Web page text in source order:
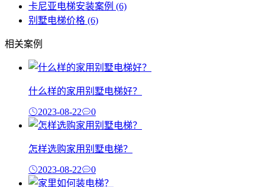
卡尼亚电梯安装案例 (6)
别墅电梯价格 (6)
相关案例
什么样的家用别墅电梯好？
2023-08-22 0
怎样选购家用别墅电梯？
2023-08-22 0